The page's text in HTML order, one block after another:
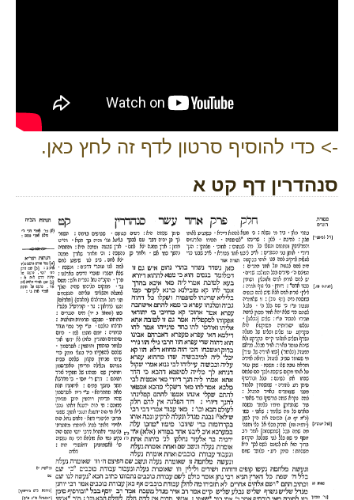
-> כדי להוסיף סרטון לדף זה לחץ כאן.
סנהדרין דף קט א